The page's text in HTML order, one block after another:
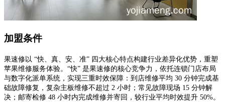
加盟条件
果速修以 “快、真、安、准” 四大核心特点构建行业差异化优势，重塑
苹果维修服务体验。“快” 是果速修的核心竞争力，依托连锁门店布局
与数字化派单系统，实现三重时效保障：到店维修平均 30 分钟完成基
础故障修复，复杂主板维修不超过 2 小时；常见故障现场 15 分钟解
决；邮寄检修 48 小时内完成维修并寄回，较行业平均时效提升 50%。